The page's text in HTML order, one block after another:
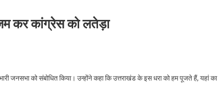
कर कांग्रेस को लतेड़ा
जनसभा को संबोधित किया। उन्होंने कहा कि उत्तराखंड के इस धरा को हम पूजते हैं, यहां का